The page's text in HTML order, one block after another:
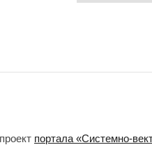
портала «Системно-